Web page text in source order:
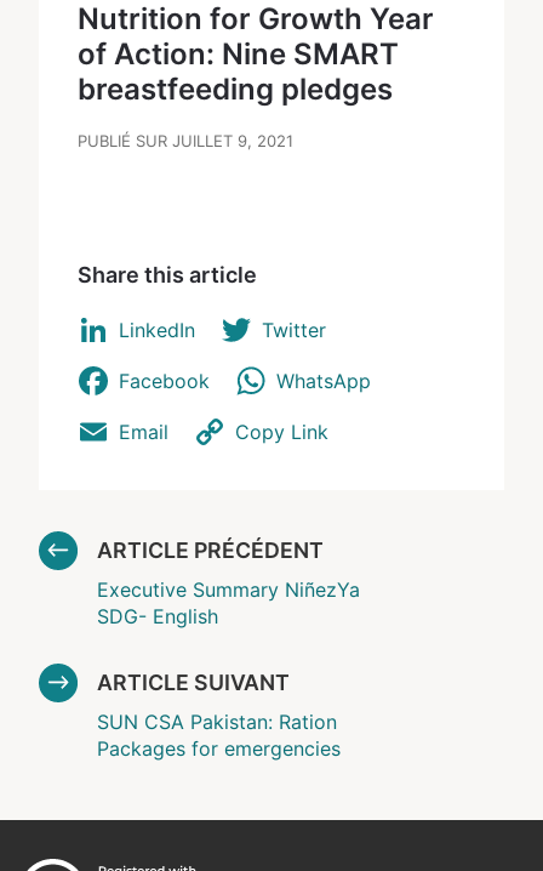
Nutrition for Growth Year
of Action: Nine SMART
breastfeeding pledges
PUBLIÉ SUR JUILLET 9, 2021
Share this article
LinkedIn Twitter
Facebook WhatsApp
Email Copy Link
ARTICLE PRÉCÉDENT
Executive Summary NiñezYa
SDG- English
ARTICLE SUIVANT
SUN CSA Pakistan: Ration
Packages for emergencies